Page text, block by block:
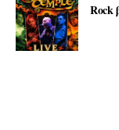
Rock